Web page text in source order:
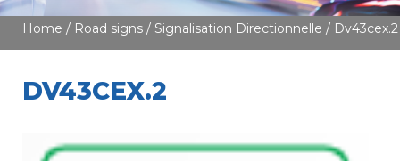
Home / Road signs / Signalisation Directionnelle / Dv43cex.2
DV43CEX.2